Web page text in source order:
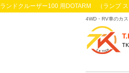
ランドクルーザー100 用DOTARM （ランプ
4WD・RV車のカ